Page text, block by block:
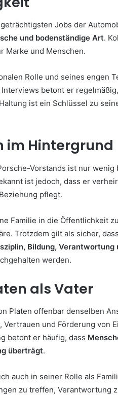
Jobs der
und bodenständige Art.
Marke und Menschen.
Rolle und seines engen
betont er
ist ein Schlüssel zu
im Hintergrund
Vorstands ist nur wenig
ist jedoch, dass er
pflegt.
Familie in die Öffentlichkeit
Trotzdem gilt als sicher,
Bildung,
werden.
als Vater
Platen offenbar denselben
und Förderung von
betont er häufig, dass
überträgt.
auch in seiner Rolle als
zu treffen, Verantwortung